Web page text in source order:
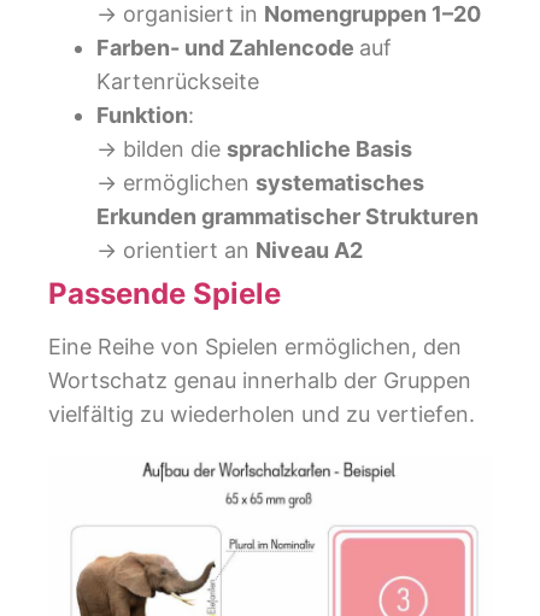
→ organisiert in Nomengruppen 1–20
Farben- und Zahlencode auf
Kartenrückseite
Funktion:
→ bilden die sprachliche Basis
→ ermöglichen systematisches
Erkunden grammatischer Strukturen
→ orientiert an Niveau A2
Passende Spiele
Eine Reihe von Spielen ermöglichen, den
Wortschatz genau innerhalb der Gruppen
vielfältig zu wiederholen und zu vertiefen.